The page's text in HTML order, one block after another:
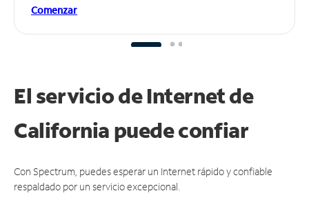
Comenzar
El servicio de Internet de
California puedeconfiar
Con Spectrum, puedes esperar un Internet rápido y confiable
respaldado por un servicio excepcional.